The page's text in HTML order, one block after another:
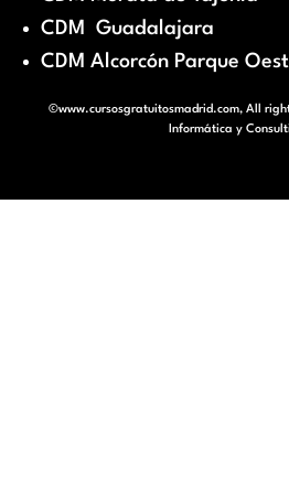
CDM Guadalajara
CDM Alcorcón Parque
©www.cursosgratuitosmadrid.com, All
Informática y